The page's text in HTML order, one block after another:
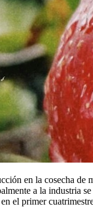
en la cosecha
a la industria
el primer